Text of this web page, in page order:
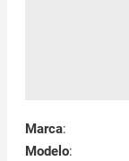
Marca:
Modelo: